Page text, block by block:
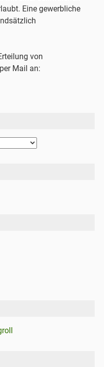
Eine gewerbliche
von
Mail an: